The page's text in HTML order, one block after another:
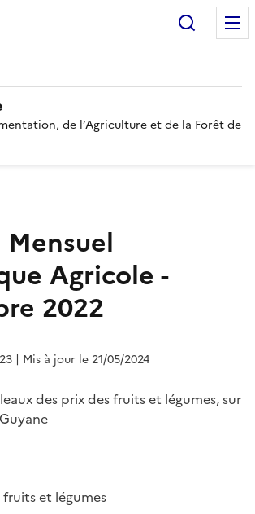
de l’Agriculture et de la Forêt de
Agricole -
2022
| Mis à jour le 21/05/2024
des prix des fruits et légumes, sur
et légumes